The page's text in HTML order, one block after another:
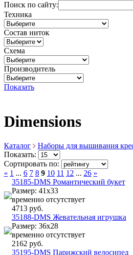
Поиск по сайту:
Техника
Состав ниток
Схема
Производитель
Показать
Dimensions
Каталог Наборы для вышивания
Показать:
Сортировать по:
« 1 ... 6 7 8 9 10 11 12 ... 26 »
35185-DMS Романтический букет
Размер: 41x33
временно отсутствует
4713 руб.
35188-DMS Жевательная игрушка
Размер: 36x28
временно отсутствует
2162 руб.
35195-DMS Парижский велосипед